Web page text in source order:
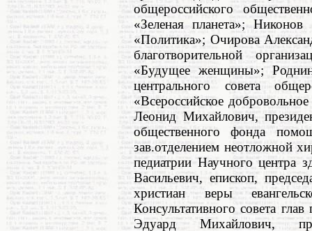
общероссийского
«Зеленая планета»;
«Политика»; Очирова
благотворительной
«Будущее женщины»;
центрального совета
«Всероссийское
Леонид Михайлович,
общественного фонда
зав.отделением неотложной
педиатрии Научного центра
Васильевич, епископ,
христиан веры
Консультативного совета
Эдуард Михайлович,